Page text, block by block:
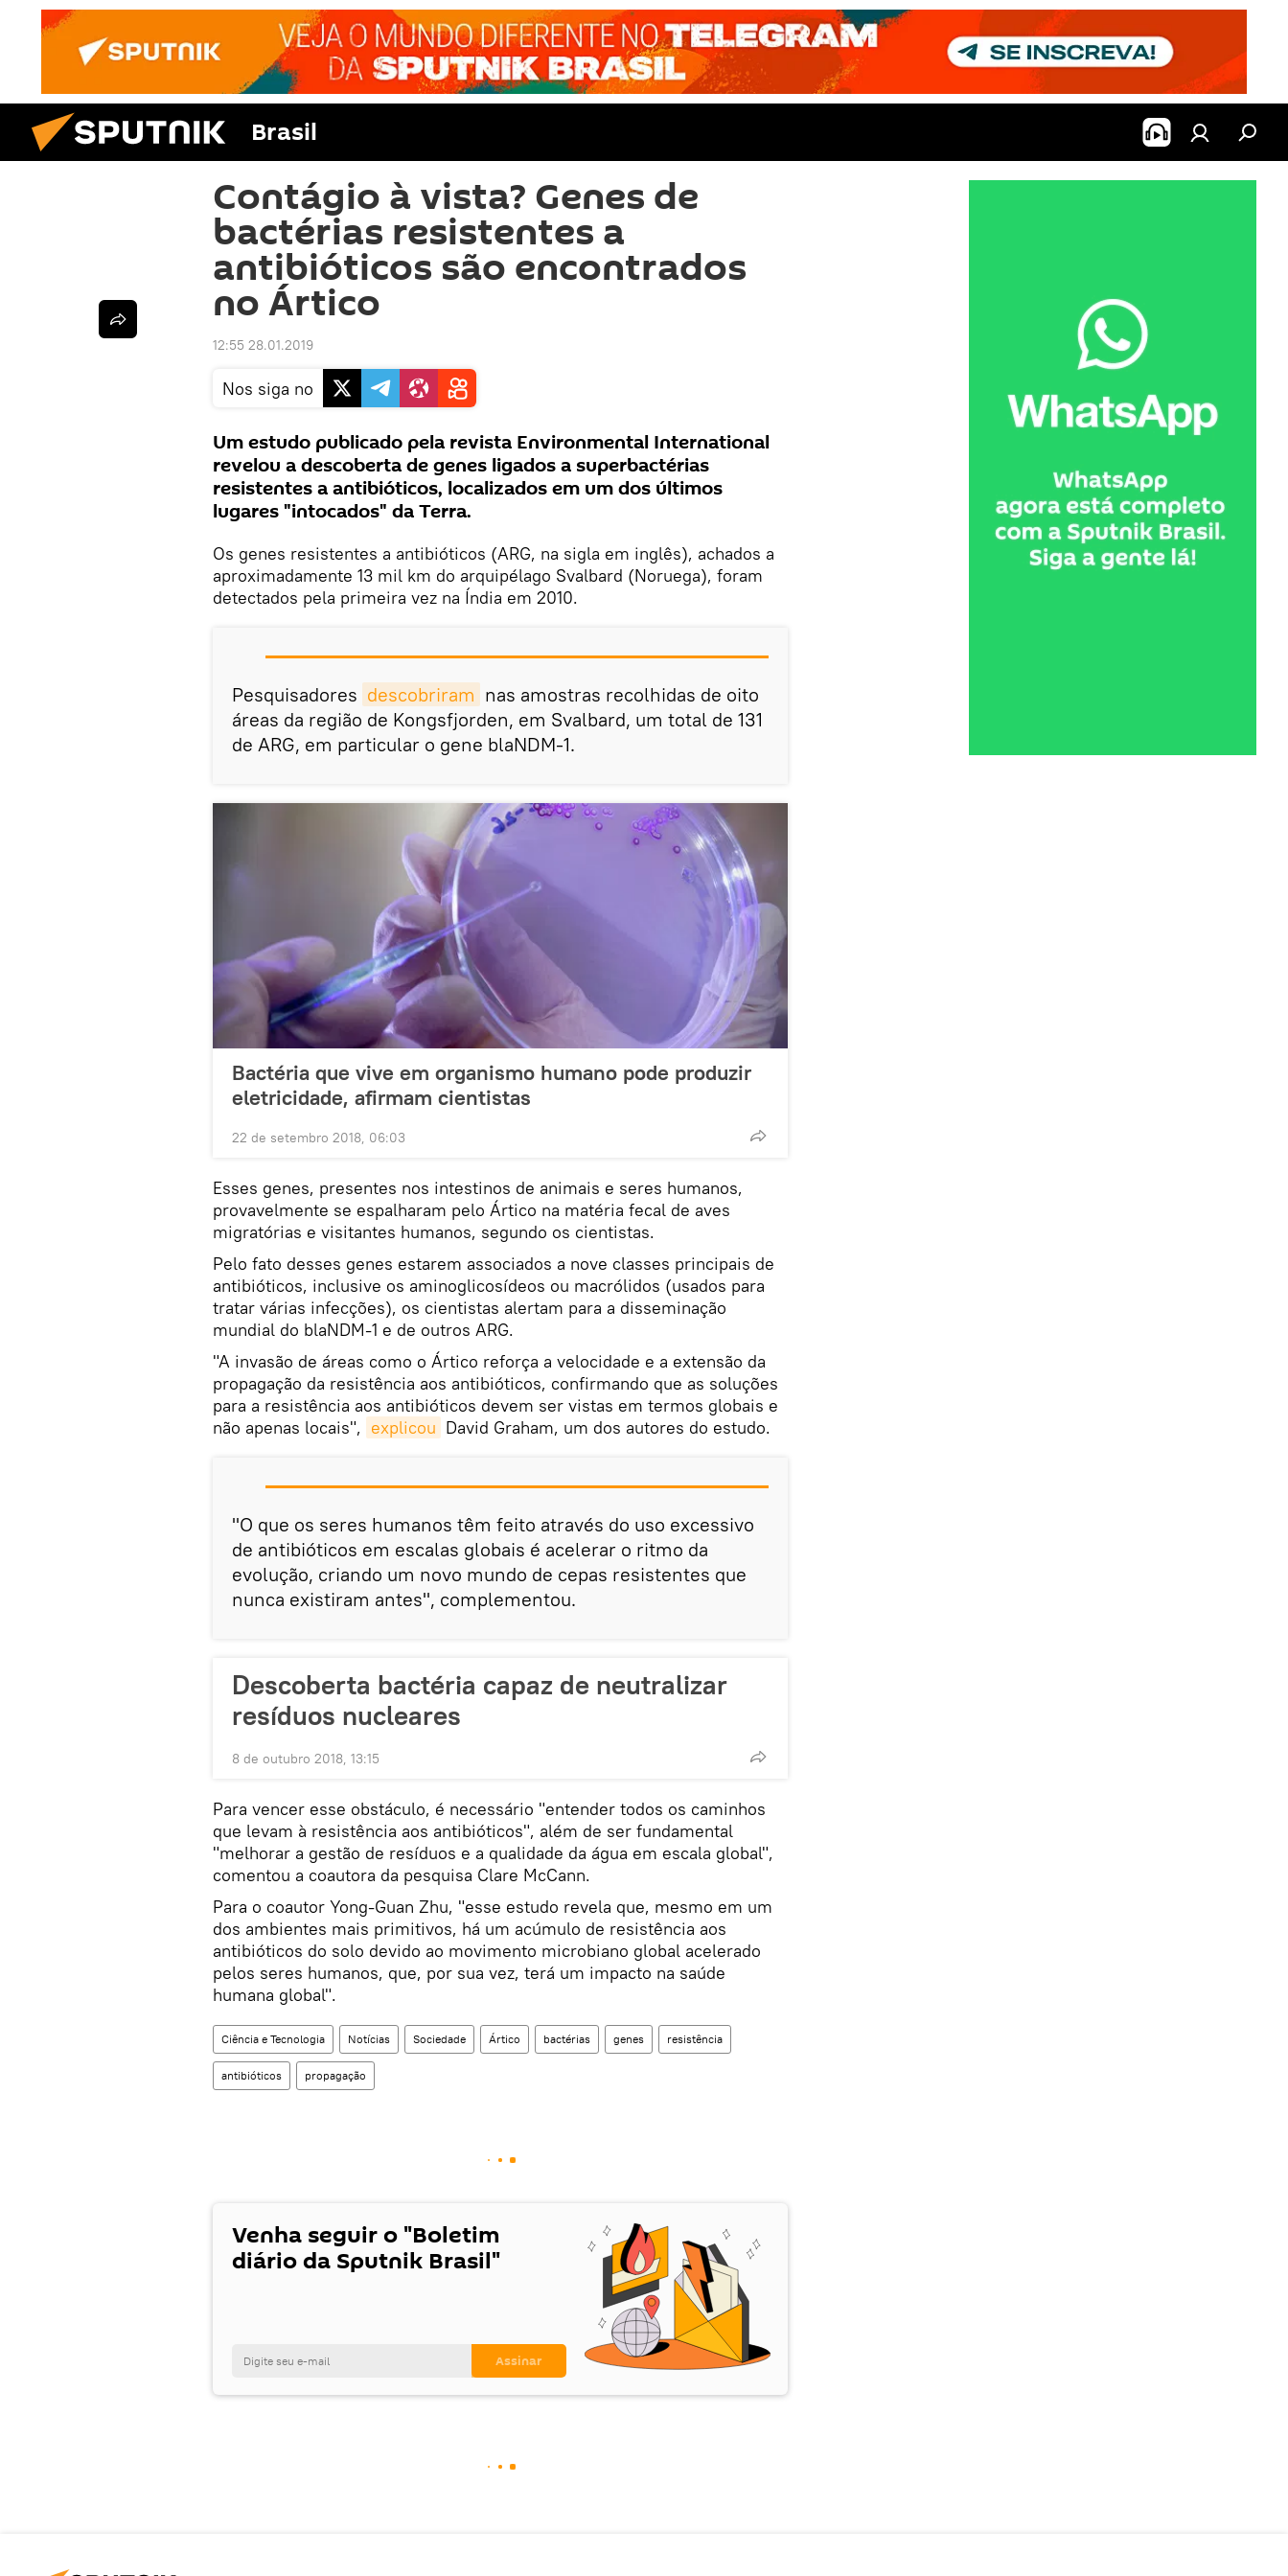
Brasil
Contágio à vista? Genes de
bactérias resistentes a
antibióticos são encontrados
no Ártico
12:55 28.01.2019
Nos siga no
Um estudo publicado pela revista Environmental International
revelou a descoberta de genes ligados a superbactérias
resistentes a antibióticos, localizados em um dos últimos
lugares "intocados" da Terra.
Os genes resistentes a antibióticos (ARG, na sigla em inglês), achados a
aproximadamente 13 mil km do arquipélago Svalbard (Noruega), foram
detectados pela primeira vez na Índia em 2010.
Pesquisadores descobriram nas amostras recolhidas de oito
áreas da região de Kongsfjorden, em Svalbard, um total de 131
de ARG, em particular o gene blaNDM-1.
Bactéria que vive em organismo humano pode produzir
eletricidade, afirmam cientistas
22 de setembro 2018, 06:03
Esses genes, presentes nos intestinos de animais e seres humanos,
provavelmente se espalharam pelo Ártico na matéria fecal de aves
migratórias e visitantes humanos, segundo os cientistas.
Pelo fato desses genes estarem associados a nove classes principais de
antibióticos, inclusive os aminoglicosídeos ou macrólidos (usados para
tratar várias infecções), os cientistas alertam para a disseminação
mundial do blaNDM-1 e de outros ARG.
"A invasão de áreas como o Ártico reforça a velocidade e a extensão da
propagação da resistência aos antibióticos, confirmando que as soluções
para a resistência aos antibióticos devem ser vistas em termos globais e
não apenas locais", explicou David Graham, um dos autores do estudo.
"O que os seres humanos têm feito através do uso excessivo
de antibióticos em escalas globais é acelerar o ritmo da
evolução, criando um novo mundo de cepas resistentes que
nunca existiram antes", complementou.
Descoberta bactéria capaz de neutralizar
resíduos nucleares
8 de outubro 2018, 13:15
Para vencer esse obstáculo, é necessário "entender todos os caminhos
que levam à resistência aos antibióticos", além de ser fundamental
"melhorar a gestão de resíduos e a qualidade da água em escala global",
comentou a coautora da pesquisa Clare McCann.
Para o coautor Yong-Guan Zhu, "esse estudo revela que, mesmo em um
dos ambientes mais primitivos, há um acúmulo de resistência aos
antibióticos do solo devido ao movimento microbiano global acelerado
pelos seres humanos, que, por sua vez, terá um impacto na saúde
humana global".
Ciência e Tecnologia Notícias Sociedade Ártico bactérias genes resistência
antibióticos propagação
Venha seguir o "Boletim
diário da Sputnik Brasil"